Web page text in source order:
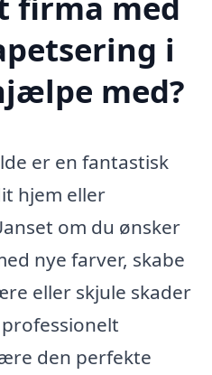
i
med?
er en fantastisk
hjem eller
om du ønsker
nye farver, skabe
eller skjule skader
den perfekte